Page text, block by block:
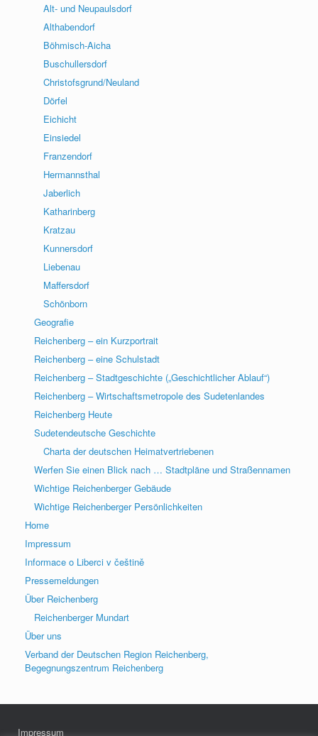
Alt- und Neupaulsdorf
Althabendorf
Böhmisch-Aicha
Buschullersdorf
Christofsgrund/Neuland
Dörfel
Eichicht
Einsiedel
Franzendorf
Hermannsthal
Jaberlich
Katharinberg
Kratzau
Kunnersdorf
Liebenau
Maffersdorf
Schönborn
Geografie
Reichenberg – ein Kurzportrait
Reichenberg – eine Schulstadt
Reichenberg – Stadtgeschichte („Geschichtlicher Ablauf“)
Reichenberg – Wirtschaftsmetropole des Sudetenlandes
Reichenberg Heute
Sudetendeutsche Geschichte
Charta der deutschen Heimatvertriebenen
Werfen Sie einen Blick nach … Stadtpläne und Straßennamen
Wichtige Reichenberger Gebäude
Wichtige Reichenberger Persönlichkeiten
Home
Impressum
Informace o Liberci v češtině
Pressemeldungen
Über Reichenberg
Reichenberger Mundart
Über uns
Verband der Deutschen Region Reichenberg,
Begegnungszentrum Reichenberg
Impressum